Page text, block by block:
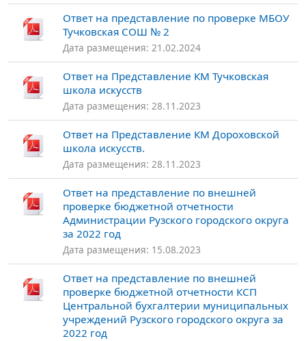
Ответ на представление по проверке МБОУ
Тучковская СОШ № 2
Дата размещения: 21.02.2024
Ответ на Представление КМ Тучковская
школа искусств
Дата размещения: 28.11.2023
Ответ на Представление КМ Дороховской
школа искусств.
Дата размещения: 28.11.2023
Ответ на представление по внешней
проверке бюджетной отчетности
Администрации Рузского городского округа
за 2022 год
Дата размещения: 15.08.2023
Ответ на представление по внешней
проверке бюджетной отчетности КСП
Центральной бухгалтерии муниципальных
учреждений Рузского городского округа за
2022 год